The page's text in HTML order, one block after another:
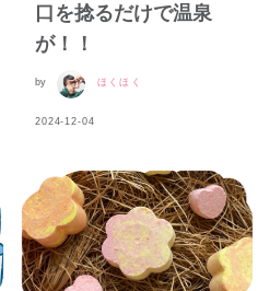
口を捻るだけで温泉
が！！
by ほくほく
2024-12-04